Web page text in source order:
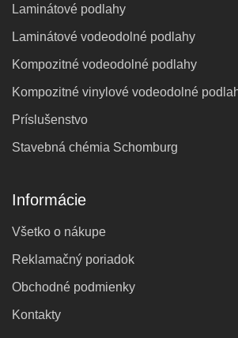
Laminátové podlahy
Laminátové vodeodolné podlahy
Kompozitné vodeodolné podlahy
Kompozitné vinylové vodeodolné
Príslušenstvo
Stavebná chémia Schomburg
Informácie
Všetko o nákupe
Reklamačný poriadok
Obchodné podmienky
Kontakty